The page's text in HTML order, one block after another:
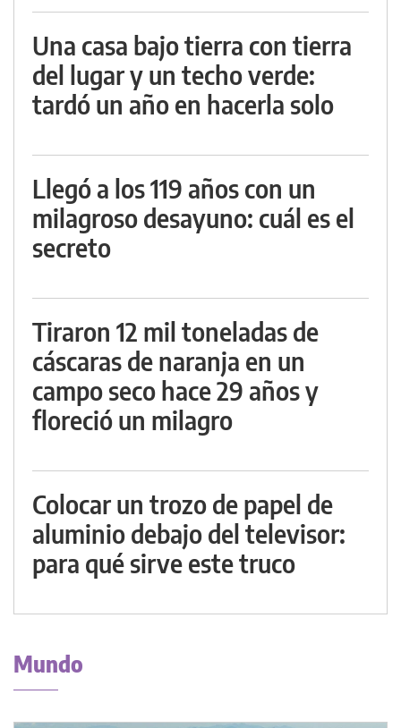
Una casa bajo tierra con tierra
del lugar y un techo verde:
tardó un año en hacerla solo
Llegó a los 119 años con un
milagroso desayuno: cuál es el
secreto
Tiraron 12 mil toneladas de
cáscaras de naranja en un
campo seco hace 29 años y
floreció un milagro
Colocar un trozo de papel de
aluminio debajo del televisor:
para qué sirve este truco
Mundo